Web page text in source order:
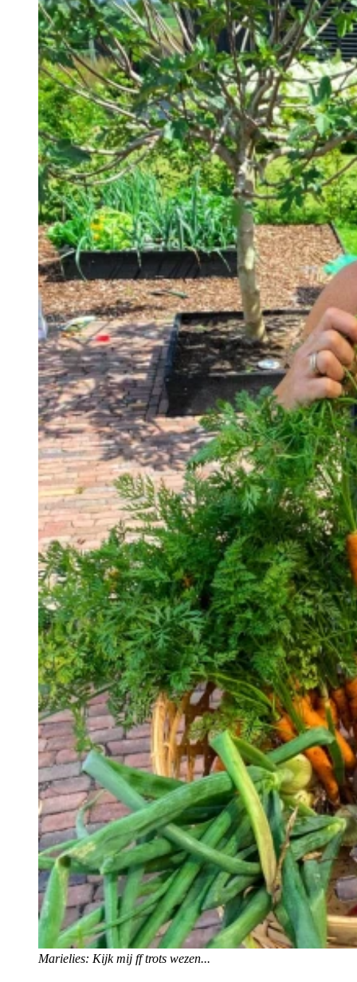
Marielies: Kijk mij ff trots wezen...